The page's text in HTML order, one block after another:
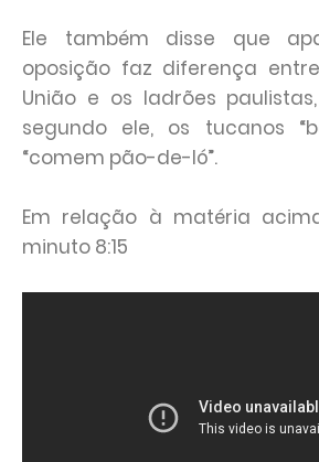
Ele também disse que
oposição faz diferença
União e os ladrões
segundo ele, os tucanos
“comem pão-de-ló”.
Em relação à matéria
minuto 8:15